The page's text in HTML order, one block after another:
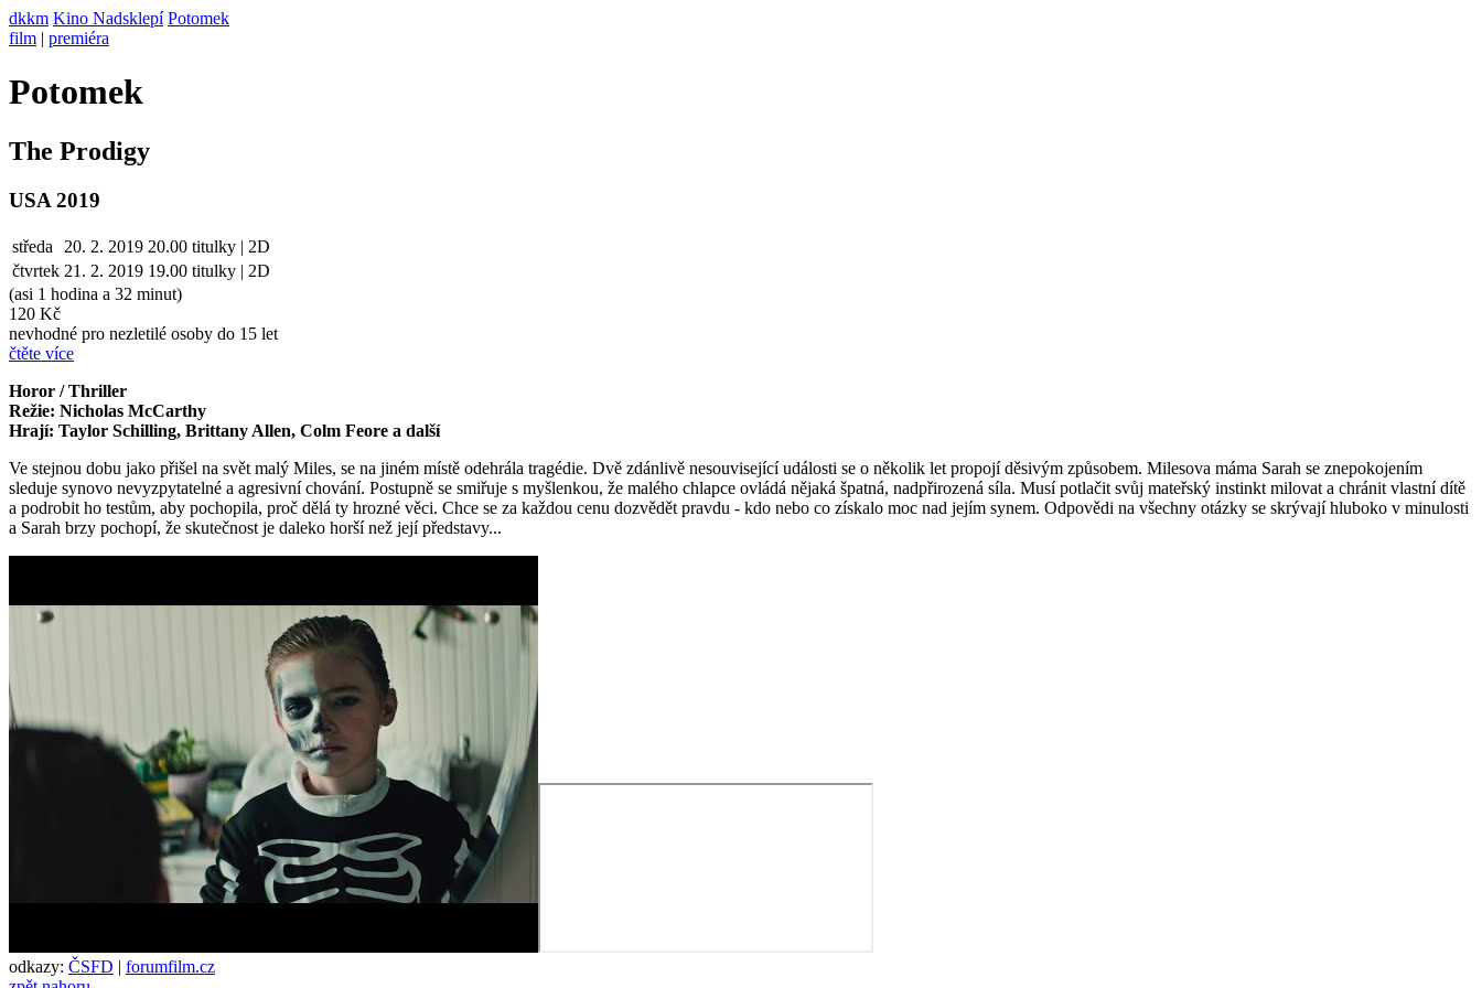
dkkm Kino Nadsklepí Potomek
film | premiéra
Potomek
The Prodigy
USA 2019
středa 20. 2. 2019 20.00 titulky | 2D
čtvrtek 21. 2. 2019 19.00 titulky | 2D
(asi 1 hodina a 32 minut)
120 Kč
nevhodné pro nezletilé osoby do 15 let
čtěte více
Horor / Thriller
Režie: Nicholas McCarthy
Hrají: Taylor Schilling, Brittany Allen, Colm Feore a další
Ve stejnou dobu jako přišel na svět malý Miles, se na jiném místě odehrála tragédie. Dvě zdánlivě nesouvisející události se o několik let propojí děsivým způsobem. Milesova máma Sarah se znepokojením
sleduje synovo nevyzpytatelné a agresivní chování. Postupně se smiřuje s myšlenkou, že malého chlapce ovládá nějaká špatná, nadpřirozená síla. Musí potlačit svůj mateřský instinkt milovat a chránit vlastní dítě
a podrobit ho testům, aby pochopila, proč dělá ty hrozné věci. Chce se za každou cenu dozvědět pravdu - kdo nebo co získalo moc nad jejím synem. Odpovědi na všechny otázky se skrývají hluboko v minulosti
a Sarah brzy pochopí, že skutečnost je daleko horší než její představy...
odkazy: ČSFD | forumfilm.cz